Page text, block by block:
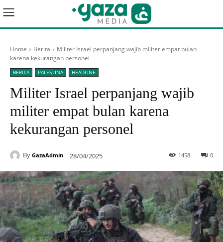
Home Berita
Militer Israel perpanjang wajib militer empat bulan
karena kekurangan personel
BERITA PALESTINA HEADLINE
Militer Israel perpanjang wajib
militer empat bulan karena
kekurangan personel
By GazaAdmin 28/04/2025 0
1458